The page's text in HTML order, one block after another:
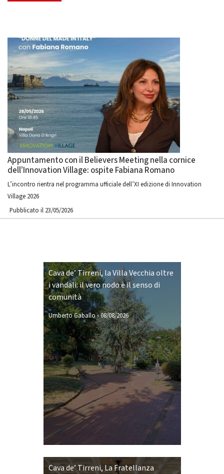
Appuntamento con il Believers Meeting nella cornice
dell’Innovation Village: ospite Fabiana Romano
L’incontro rientra nel programma ufficiale dell’XI edizione di Innovation
Village 2026
Pubblicato il 23/05/2026
Cava de’ Tirreni, la Villa Vecchia oltre
i vandali: il vero nodo è il senso di
comunità
Umberto Gaballo-08/08/2026
Cava de’ Tirreni, La Fratellanza